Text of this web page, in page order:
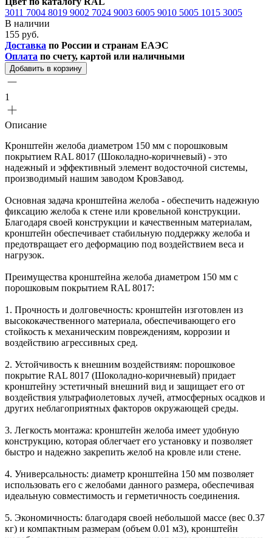
3011 7004 8019 9002 7024 9003 6005 9010 5005 1015 3005
В наличии
155 руб.
Доставка по России и странам ЕАЭС
Оплата по счету, картой или наличными
Добавить в корзину
1
Описание
Кронштейн желоба диаметром 150 мм с порошковым
покрытием RAL 8017 (Шоколадно-коричневый) - это
надежный и эффективный элемент водосточной системы,
производимый нашим заводом КровЗавод.
Основная задача кронштейна желоба - обеспечить надежную
фиксацию желоба к стене или кровельной конструкции.
Благодаря своей конструкции и качественным материалам,
кронштейн обеспечивает стабильную поддержку желоба и
предотвращает его деформацию под воздействием веса и
нагрузок.
Преимущества кронштейна желоба диаметром 150 мм с
порошковым покрытием RAL 8017:
1. Прочность и долговечность: кронштейн изготовлен из
высококачественного материала, обеспечивающего его
стойкость к механическим повреждениям, коррозии и
воздействию агрессивных сред.
2. Устойчивость к внешним воздействиям: порошковое
покрытие RAL 8017 (Шоколадно-коричневый) придает
кронштейну эстетичный внешний вид и защищает его от
воздействия ультрафиолетовых лучей, атмосферных осадков и
других неблагоприятных факторов окружающей среды.
3. Легкость монтажа: кронштейн желоба имеет удобную
конструкцию, которая облегчает его установку и позволяет
быстро и надежно закрепить желоб на кровле или стене.
4. Универсальность: диаметр кронштейна 150 мм позволяет
использовать его с желобами данного размера, обеспечивая
идеальную совместимость и герметичность соединения.
5. Экономичность: благодаря своей небольшой массе (вес 0.37
кг) и компактным размерам (объем 0.01 м3), кронштейн